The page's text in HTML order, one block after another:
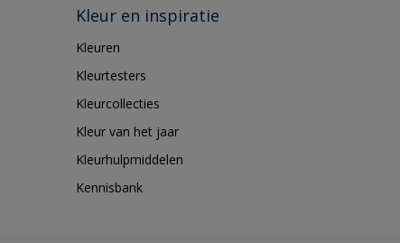
Kleur en inspiratie
Kleuren
Kleurtesters
Kleurcollecties
Kleur van het jaar
Kleurhulpmiddelen
Kennisbank